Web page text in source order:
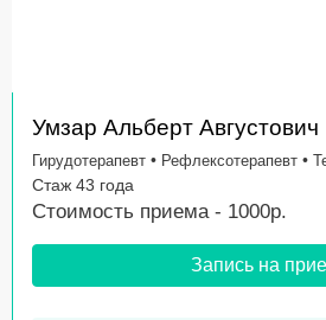
Умзар Альберт Августович
Гирудотерапевт • Рефлексотерапевт •
Стаж 43 года
Стоимость приема - 1000р.
Запись на